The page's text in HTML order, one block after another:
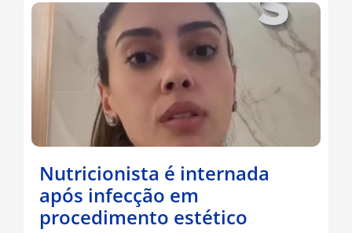
Nutricionista é internada
após infecção em
procedimento estético